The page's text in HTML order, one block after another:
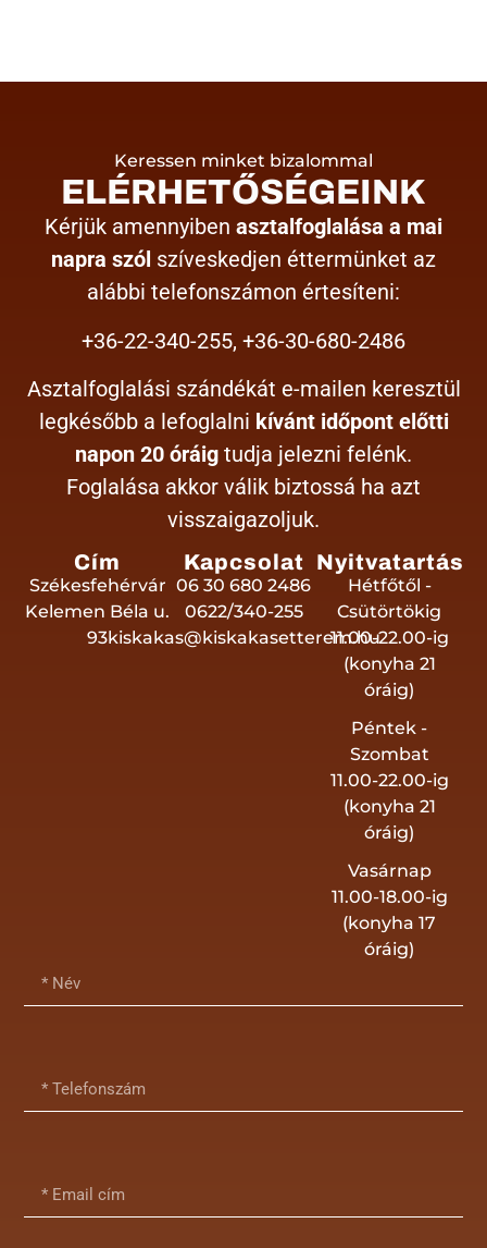
Keressen minket bizalommal
ELÉRHETŐSÉGEINK
Kérjük amennyiben asztalfoglalása a mai
napra szól szíveskedjen éttermünket az
alábbi telefonszámon értesíteni:
+36-22-340-255, +36-30-680-2486
Asztalfoglalási szándékát e-mailen keresztül
legkésőbb a lefoglalni kívánt időpont előtti
napon 20 óráig tudja jelezni felénk.
Foglalása akkor válik biztossá ha azt
visszaigazoljuk.
Cím
Székesfehérvár
Kelemen Béla u.
93
Kapcsolat
06 30 680 2486
0622/340-255
kiskakas@kiskakasetterem.hu
Nyitvatartás
Hétfőtől -
Csütörtökig
11.00-22.00-ig
(konyha 21
óráig)
Péntek -
Szombat
11.00-22.00-ig
(konyha 21
óráig)
Vasárnap
11.00-18.00-ig
(konyha 17
óráig)